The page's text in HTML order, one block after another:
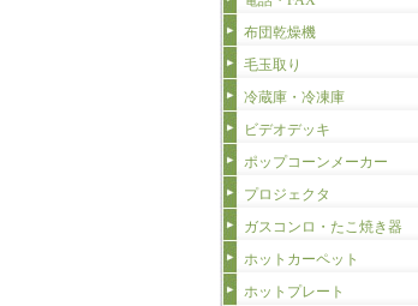
布団乾燥機
毛玉取り
冷蔵庫・冷凍庫
ビデオデッキ
ポップコーンメーカー
プロジェクタ
ガスコンロ・たこ焼き器
ホットカーペット
ホットプレート